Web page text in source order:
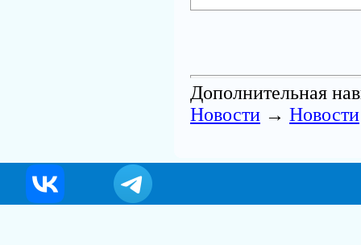
Дополнительная
Новости → Новости